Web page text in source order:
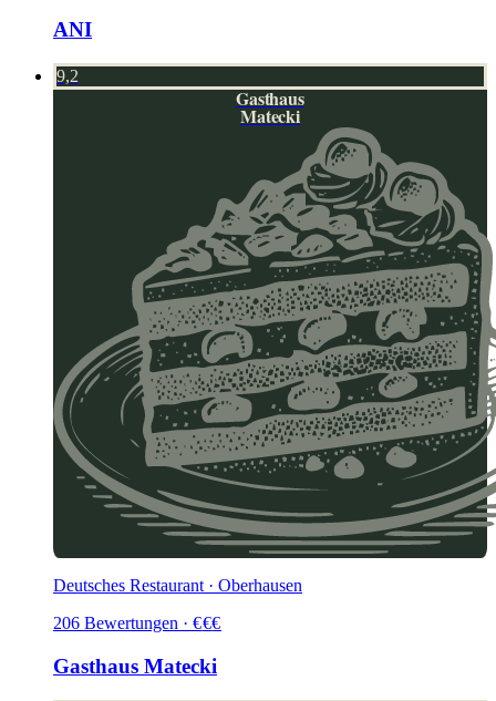
ANI
9,2
Gasthaus
Matecki
Deutsches Restaurant · Oberhausen
206 Bewertungen · €€€
Gasthaus Matecki